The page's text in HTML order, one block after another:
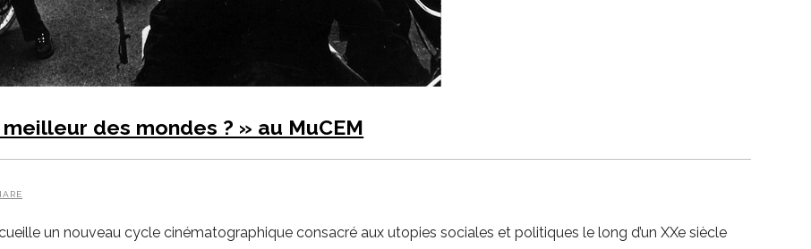
des mondes ? » au MuCEM
un nouveau cycle cinématographique consacré aux utopies sociales et politiques le long d’un XXe siècle